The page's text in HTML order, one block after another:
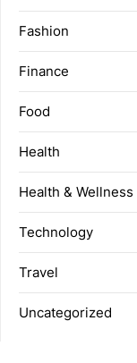
Fashion
Finance
Food
Health
Health & Wellness
Technology
Travel
Uncategorized